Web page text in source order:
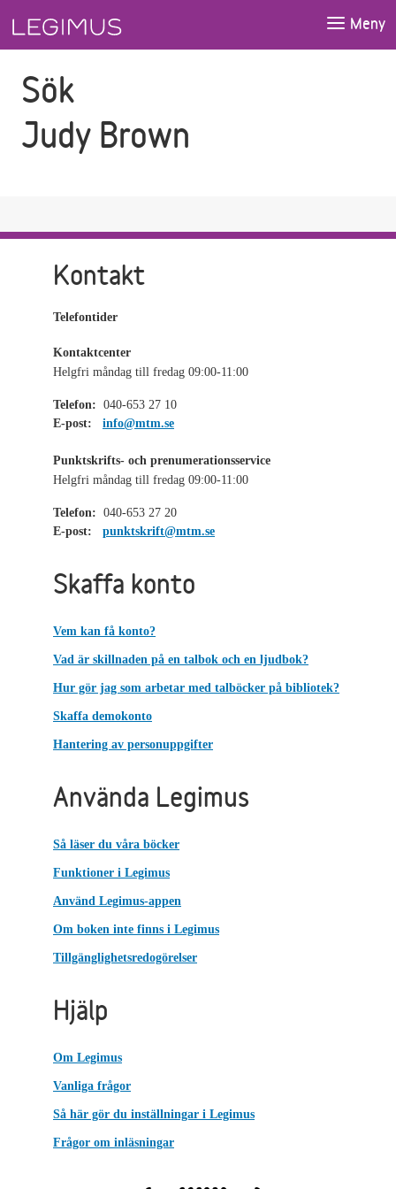
Meny
Sök
Judy Brown
Kontakt
Telefontider
Kontaktcenter
Helgfri måndag till fredag 09:00-11:00
Telefon: 040-653 27 10
E-post:
info@mtm.se
Punktskrifts- och prenumerationsservice
Helgfri måndag till fredag 09:00-11:00
Telefon: 040-653 27 20
E-post:
punktskrift@mtm.se
Skaffa konto
Vem kan få konto?
Vad är skillnaden på en talbok och en ljudbok?
Hur gör jag som arbetar med talböcker på bibliotek?
Skaffa demokonto
Hantering av personuppgifter
Använda Legimus
Så läser du våra böcker
Funktioner i Legimus
Använd Legimus-appen
Om boken inte finns i Legimus
Tillgänglighetsredogörelser
Hjälp
Om Legimus
Vanliga frågor
Så här gör du inställningar i Legimus
Frågor om inläsningar